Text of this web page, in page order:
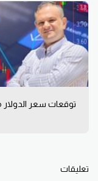
توقعات سعر الدولار
تعليقات